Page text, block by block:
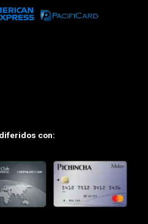
con: